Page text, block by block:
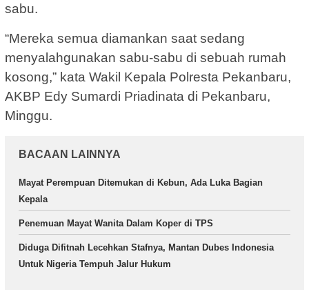
sabu.
“Mereka semua diamankan saat sedang
menyalahgunakan sabu-sabu di sebuah rumah
kosong,” kata Wakil Kepala Polresta Pekanbaru,
AKBP Edy Sumardi Priadinata di Pekanbaru,
Minggu.
BACAAN LAINNYA
Mayat Perempuan Ditemukan di Kebun, Ada Luka Bagian
Kepala
Penemuan Mayat Wanita Dalam Koper di TPS
Diduga Difitnah Lecehkan Stafnya, Mantan Dubes Indonesia
Untuk Nigeria Tempuh Jalur Hukum